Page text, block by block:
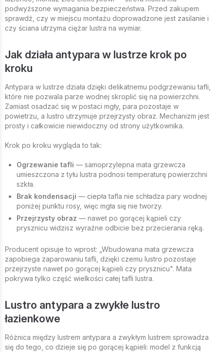
podwyższone wymagania bezpieczeństwa. Przed zakupem
sprawdź, czy w miejscu montażu doprowadzone jest zasilanie i
czy ściana utrzyma ciężar lustra na wymiar.
Jak działa antypara w lustrze krok po
kroku
Antypara w lustrze działa dzięki delikatnemu podgrzewaniu tafli,
które nie pozwala parze wodnej skroplić się na powierzchni.
Zamiast osadzać się w postaci mgły, para pozostaje w
powietrzu, a lustro utrzymuje przejrzysty obraz. Mechanizm jest
prosty i całkowicie niewidoczny od strony użytkownika.
Krok po kroku wygląda to tak:
Ogrzewanie tafli — samoprzylepna mata grzewcza
umieszczona z tyłu lustra podnosi temperaturę powierzchni
szkła.
Brak kondensacji — ciepła tafla nie schładza pary wodnej
poniżej punktu rosy, więc mgła się nie tworzy.
Przejrzysty obraz — nawet po gorącej kąpieli czy
prysznicu widzisz wyraźne odbicie bez przecierania ręką.
Producent opisuje to wprost: „Wbudowana mata grzewcza
zapobiega zaparowaniu tafli, dzięki czemu lustro pozostaje
przejrzyste nawet po gorącej kąpieli czy prysznicu". Mata
pokrywa tylko część wielkości całej tafli lustra.
Lustro antypara a zwykłe lustro
łazienkowe
Różnica między lustrem antypara a zwykłym lustrem sprowadza
się do tego, co dzieje się po gorącej kąpieli: model z funkcją